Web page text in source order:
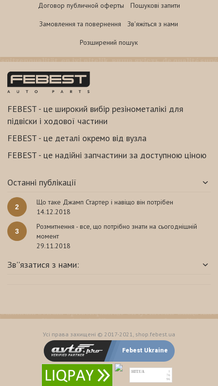
Договор публичной оферты Пошукові запити
Замовлення та повернення Зв'яжіться з нами
Розширений пошук
FEBEST - це широкий вибір резінометалікі для
підвіски і ходової частини
FEBEST - це деталі окремо від вузла
FEBEST - це надійні запчастини за доступною ціною
Останні публікації
2
Що таке Джамп Стартер і навіщо він потрібен
14.12.2018
3
Розмитнення - все, що потрібно знати на сьогоднішній
момент
29.11.2018
Зв''язатися з нами:
Усі права захищені © 2017-2021, shop.febest.ua
Febest Ukraine
HIT.UA
1
76
96